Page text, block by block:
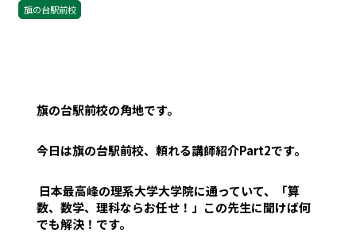
旗の台駅前校
旗の台駅前校の角地です。
今日は旗の台駅前校、頼れる講師紹介Part2です。
日本最高峰の理系大学大学院に通っていて、「算
数、数学、理科ならお任せ！」この先生に聞けば何
でも解決！です。